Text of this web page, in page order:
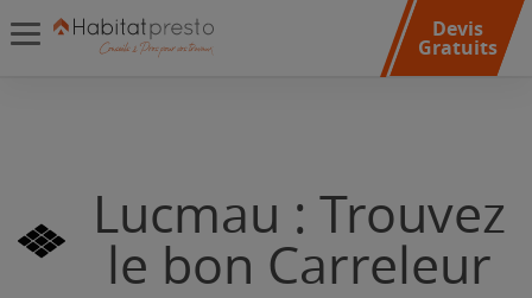
Devis
Gratuits
Lucmau : Trouvez
le bon Carreleur